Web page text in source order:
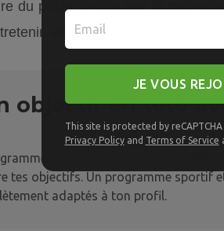
du poids. Sache que la
en pensant au long terme.
objectif en tête
de remise en forme complet
tes objectifs. Un programme sportif
adaptés à ton profil.
JE VOUS
This site is protected by
Privacy Policyand Terms of Service